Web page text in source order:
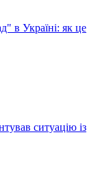
в Україні: як це
ситуацію із